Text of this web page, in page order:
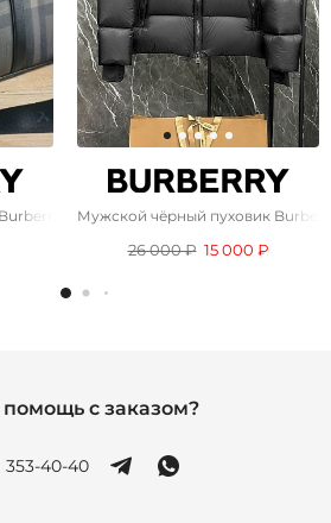
38.5x29 см - Brown
Мужской чёрный пуховик
26 000 ₽ 15 000 ₽
с заказом?
353-40-40